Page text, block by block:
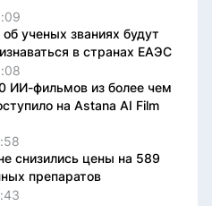
ученых званиях будут
в странах ЕАЭС
ИИ-фильмов из более чем
на Astana AI Film
снизились цены на 589
препаратов